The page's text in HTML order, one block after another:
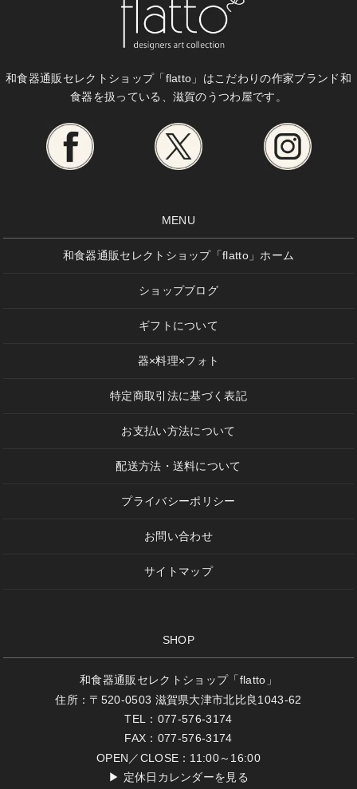
和食器通販セレクトショップ「flatto」はこだわりの作家ブランド和
食器を扱っている、滋賀のうつわ屋です。
MENU
和食器通販セレクトショップ「flatto」ホーム
ショップブログ
ギフトについて
器×料理×フォト
特定商取引法に基づく表記
お支払い方法について
配送方法・送料について
プライバシーポリシー
お問い合わせ
サイトマップ
SHOP
和食器通販セレクトショップ「flatto」
住所：〒520-0503 滋賀県大津市北比良1043-62
TEL：077-576-3174
FAX：077-576-3174
OPEN／CLOSE：11:00～16:00
▶ 定休日カレンダーを見る